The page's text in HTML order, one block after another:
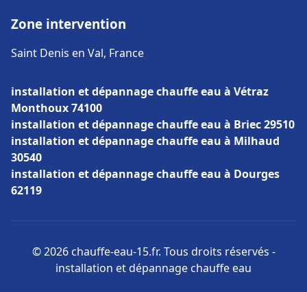
Zone intervention
Saint Denis en Val, France
installation et dépannage chauffe eau à Vétraz
Monthoux 74100
installation et dépannage chauffe eau à Briec 29510
installation et dépannage chauffe eau à Milhaud
30540
installation et dépannage chauffe eau à Dourges
62119
© 2026 chauffe-eau-15.fr. Tous droits réservés -
installation et dépannage chauffe eau